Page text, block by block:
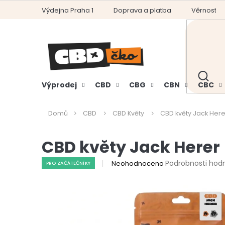
Výdejna Praha 1 Doprava a platba Věrnostní
HLEDAT
Výprodej CBD CBG CBN CBC
Domů CBD CBD Květy CBD květy Jack
CBD květy Jack
PRO ZAČÁTEČNÍKY
Průměrné
Neohodnoceno Podrobnosti